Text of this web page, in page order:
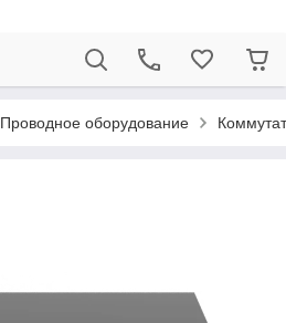
Проводное оборудование